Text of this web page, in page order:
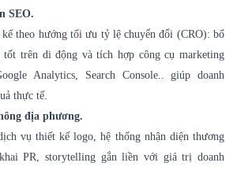
SEO.
theo hướng tối ưu tỷ lệ chuyển đổi (CRO): bố
trên di động và tích hợp công cụ marketing
Analytics, Search Console.. giúp doanh
thực tế.
địa phương.
vụ thiết kế logo, hệ thống nhận diện thương
PR, storytelling gắn liền với giá trị doanh